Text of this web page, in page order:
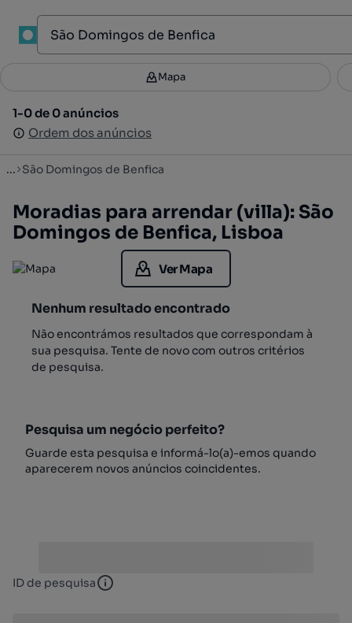
Filtros 4
1-0 de 0 anúncios
Ordem dos anúncios
Mapa
1-0 de 0 anúncios
Ordem dos anúncios
... São Domingos de Benfica
Moradias para arrendar (villa): São
Domingos de Benfica, Lisboa
Ver Mapa
Nenhum resultado encontrado
Não encontrámos resultados que correspondam à
sua pesquisa. Tente de novo com outros critérios
de pesquisa.
Pesquisa um negócio perfeito?
Guarde esta pesquisa e informá-lo(a)-emos quando
aparecerem novos anúncios coincidentes.
ID de pesquisa ID de pesquisa